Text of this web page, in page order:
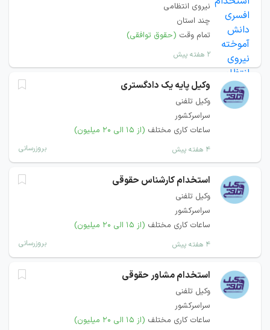
نیروی انتظامی
چند استان
تمام وقت (حقوق توافقی)
۲ هفته پیش
وکیل پایه یک دادگستری
وکیل تلفنی
سراسرکشور
ساعات کاری مختلف (از ۱۵ الی ۲۰ میلیون)
۴ هفته پیش بروزرسانی
استخدام کارشناس حقوقی
وکیل تلفنی
سراسرکشور
ساعات کاری مختلف (از ۱۵ الی ۲۰ میلیون)
۴ هفته پیش بروزرسانی
استخدام مشاور حقوقی
وکیل تلفنی
سراسرکشور
ساعات کاری مختلف (از ۱۵ الی ۲۰ میلیون)